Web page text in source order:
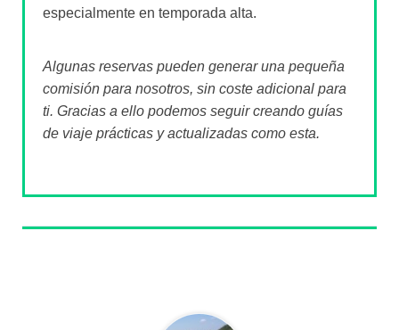
especialmente en temporada alta.
Algunas reservas pueden generar una pequeña
comisión para nosotros, sin coste adicional para
ti. Gracias a ello podemos seguir creando guías
de viaje prácticas y actualizadas como esta.